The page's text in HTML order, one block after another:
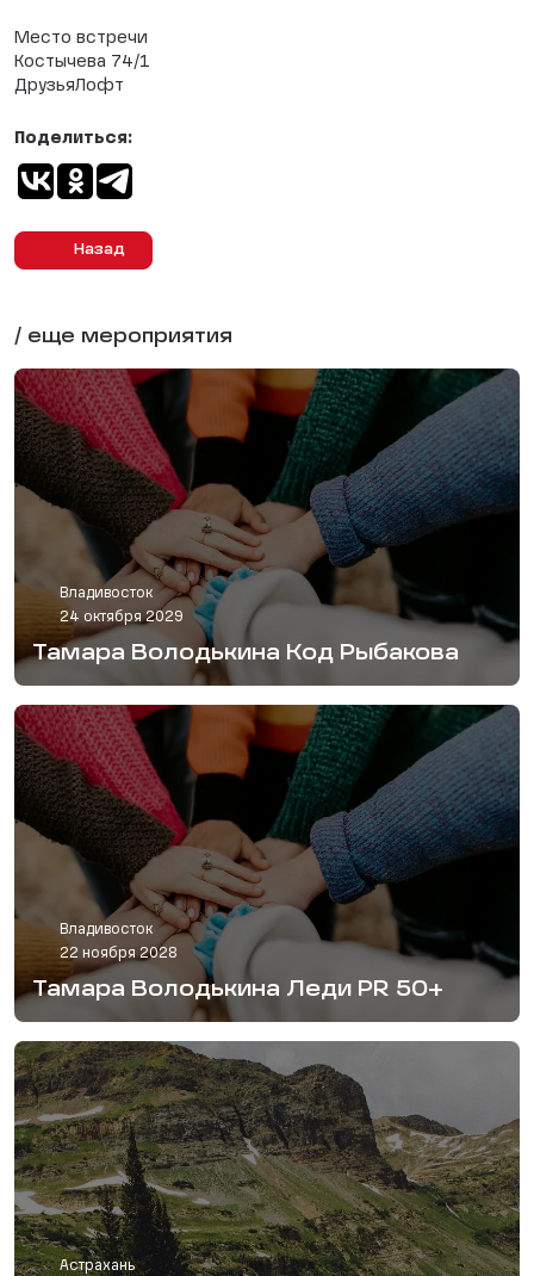
Место встречи
Костычева 74/1
ДрузьяЛофт
Назад
Поделиться:
/ еще мероприятия
Владивосток
24 октября 2029
Тамара Володькина Код Рыбакова
Владивосток
22 ноября 2028
Тамара Володькина Леди PR 50+
Астрахань